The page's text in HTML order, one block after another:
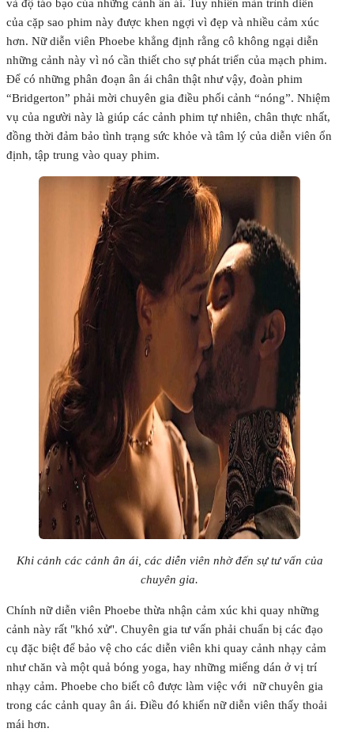
và độ táo bạo của những cảnh ân ái. Tuy nhiên màn trình diễn
của cặp sao phim này được khen ngợi vì đẹp và nhiều cảm xúc
hơn. Nữ diễn viên Phoebe khẳng định rằng cô không ngại diễn
những cảnh này vì nó cần thiết cho sự phát triển của mạch phim.
Để có những phân đoạn ân ái chân thật như vậy, đoàn phim
“Bridgerton” phải mời chuyên gia điều phối cảnh “nóng”. Nhiệm
vụ của người này là giúp các cảnh phim tự nhiên, chân thực nhất,
đồng thời đảm bảo tình trạng sức khỏe và tâm lý của diễn viên ổn
định, tập trung vào quay phim.
Khi cảnh các cảnh ân ái, các diễn viên nhờ đến sự tư vấn của
chuyên gia.
Chính nữ diễn viên Phoebe thừa nhận cảm xúc khi quay những
cảnh này rất "khó xử". Chuyên gia tư vấn phải chuẩn bị các đạo
cụ đặc biệt để bảo vệ cho các diễn viên khi quay cảnh nhạy cảm
như chăn và một quả bóng yoga, hay những miếng dán ở vị trí
nhạy cảm. Phoebe cho biết cô được làm việc với nữ chuyên gia
trong các cảnh quay ân ái. Điều đó khiến nữ diễn viên thấy thoải
mái hơn.